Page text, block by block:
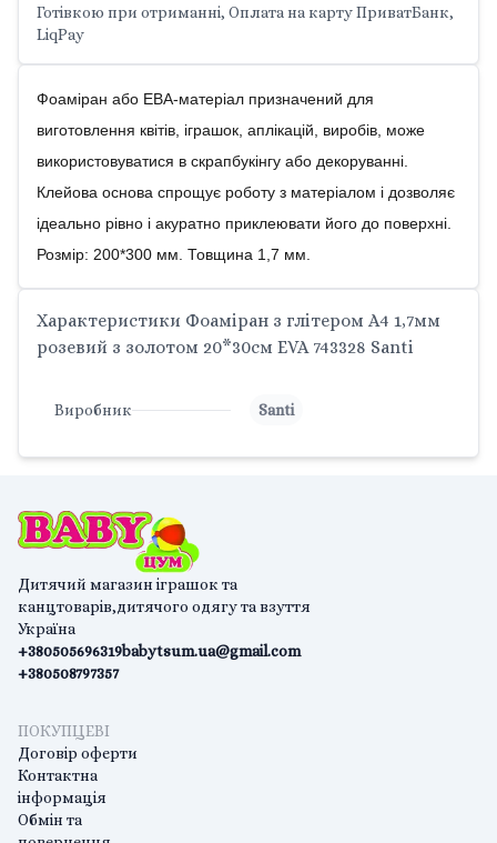
Готівкою при отриманні, Оплата на карту ПриватБанк,
LiqPay
Фоаміран або ЕВА-матеріал призначений для
виготовлення квітів, іграшок, аплікацій, виробів, може
використовуватися в скрапбукінгу або декоруванні.
Клейова основа спрощує роботу з матеріалом і дозволяє
ідеально рівно і акуратно приклеювати його до поверхні.
Розмір: 200*300 мм. Товщина 1,7 мм.
Характеристики Фоаміран з глітером А4 1,7мм
розевий з золотом 20*30см EVA 743328 Santi
Виробник Santi
Дитячий магазин іграшок та
канцтоварів,дитячого одягу та взуття
Україна
+380505696319
+380508797357
babytsum.ua@gmail.com
ПОКУПЦЕВІ
Договір оферти
Контактна
інформація
Обмін та